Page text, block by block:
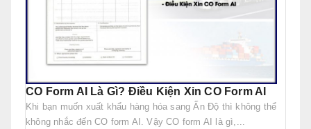
CO Form AI Là Gì? Điều Kiện Xin CO Form AI
Khi bạn muốn xuất khẩu hàng hóa sang Ấn Độ thì không thể
không nhắc đến CO form AI. Vậy CO form AI là gì,...